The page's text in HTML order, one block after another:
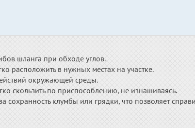
шланга при обходе углов.
расположить в нужных местах на участке.
окружающей среды.
скользить по приспособлению, не изнашиваясь.
сохранность клумбы или грядки, что позволяет